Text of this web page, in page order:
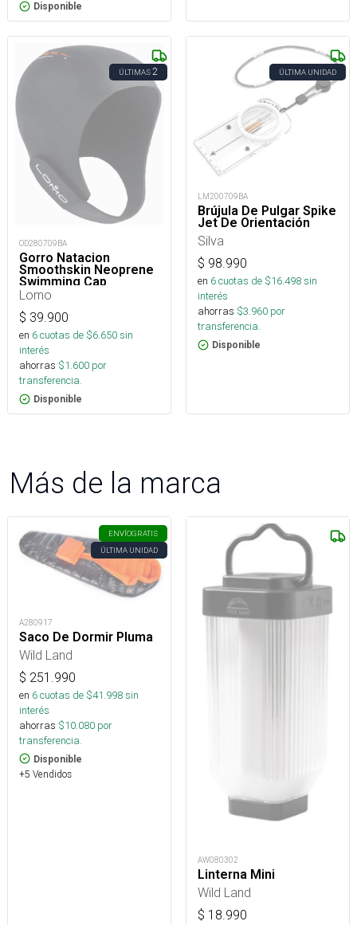
Disponible
ÚLTIMAS2
OD280709BA
Gorro Natacion
Smoothskin Neoprene
Swimming Cap
Lomo
$ 39.900
en 6cuotas de $6.650sin
interés
ahorras $1.600 por
transferencia.
Disponible
ÚLTIMA UNIDAD
LM200709BA
Brújula De Pulgar Spike
Jet De Orientación
Silva
$ 98.990
en 6cuotas de $16.498sin
interés
ahorras $3.960 por
transferencia.
Disponible
Más de la marca
ENVÍOGRATIS
ÚLTIMA UNIDAD
A280917
Saco De Dormir Pluma
Wild Land
$ 251.990
en 6cuotas de $41.998sin
interés
ahorras $10.080 por
transferencia.
Disponible
+5 Vendidos
AW080302
Linterna Mini
Wild Land
$ 18.990